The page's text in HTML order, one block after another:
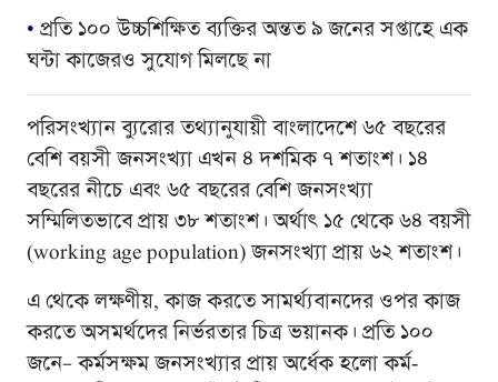
• প্রতি ১০০ উচ্চশিক্ষিত ব্যক্তির অন্তত ৯ জনের সপ্তাহে এক
ঘন্টা কাজেরও সুযোগ মিলছে না
পরিসংখ্যান ব্যুরোর তথ্যানুযায়ী বাংলাদেশে ৬৫ বছরের
বেশি বয়সী জনসংখ্যা এখন ৪ দশমিক ৭ শতাংশ। ১৪
বছরের নীচে এবং ৬৫ বছরের বেশি জনসংখ্যা
সম্মিলিতভাবে প্রায় ৩৮ শতাংশ। অর্থাৎ ১৫ থেকে ৬৪ বয়সী
(working age population) জনসংখ্যা প্রায় ৬২ শতাংশ।
এ থেকে লক্ষণীয়, কাজ করতে সামর্থ্যবানদের ওপর কাজ
করতে অসমর্থদের নির্ভরতার চিত্র ভয়ানক। প্রতি ১০০
জনে– কর্মসক্ষম জনসংখ্যার প্রায় অর্ধেক হলো কর্ম-